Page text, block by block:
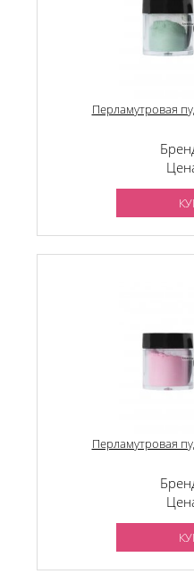
Перламутровая
Перламутровая